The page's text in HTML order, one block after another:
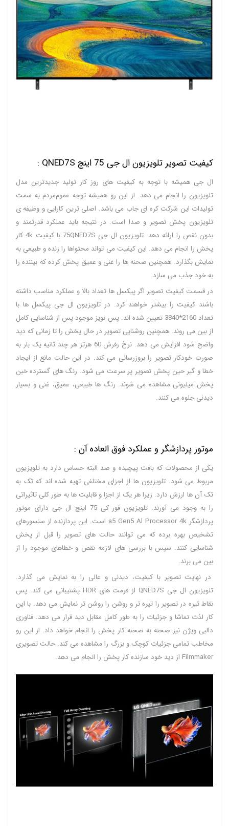
کیفیت تصویر تلویزیون ال جی 75 اینچ QNED7S :
ال جی همیشه با توجه به کیفیت های روز کار تولید جدیدترین مدل
تلویزیون را انجام می دهد. از این رو همیشه توجه عموم‌مردم به سمت
تولیدات این شرکت کره ای جاب می باشد. اصلی ترین کارایی و وظیفه ی
تلویزیون پخش تصویر و صدا است. در نتیجه باید عملکرد قدرتمند و
بدون نقص را ارائه دهد. تلویزیون ال جی 75QNED7S با کیفیت 4k کار
پخش را انجام می دهد. این کیفیت می تواند محتواها را زنده و طبیعی به
نمایش بگذارد. همچنین صحنه ها را غنی و عمیق پخش کرده که بیننده را
به خود جذب می سازد.
در قسمت کیفیت تصویر اگر پیکسل ها تعداد بالا و عملکرد مناسب داشته
باشند کیفیت را بیشتر خواهند کرد. در تلویزیون ال جی پیکسل ها با
تعداد 2160*3840 تعیین شده اند. پس نویز موجود پس از شناسایی کامل
از بین می روند. همچنین روشنایی تصویر در حال پخش را تا زمانی که دید
واضح شود افزایش می دهد. نرخ رفرش 60 هرتز هر چند ثانیه یک بار به
صورت خودکار تصویر را بروزرسانی می کند. در این حالت مانع از ایجاد
خطا و گیر حین پخش تصویر پر سرعت می شود. رنگ های گسترده خبن
پخش میلیونی مشاهده می شوند. رنگ ها طبیعی، عمیق، غنی و بسیار
دیدنی جلوه می کنند.
موتور پردازشگر و عملکرد فوق العاده آن :
یکی از محصولات که بافت پیچیده و صد البته حساس دارد به تلویزیون
مربوط می شود. تلویزیون ها از اجزای مختلفی تهیه شده اند که تک به
تک آن ها ارزش دارد. زیرا هر یک از اجزا و قابلیت ها به طور کلی تاثیراتی
را به وجود می آورند. تلویزیون فور کی 75 اینچ ال جی دارای موتور
پردازشگر a5 Gen5 Al Processor 4k است. این پردازنده از سنسورهای
تشخیص بهره برده که می توانند حالت های تصویر را قبل از پخش
شناسایی کنند. سپس با بررسی های لازمه نقص و خطاهای موجود را از
بین می برند.
در نهایت تصویر با کیفیت، دیدنی و عالی را به نمایش می گذارد.
تلویزیون ال جی QNED7S از فرمت های HDR پشتیبانی می کند. پس
نقاط تیره در تصویر را تیره تر و روشن را روشن تر نمایش می دهد. با این
کار لذت تماشا و جزئیات را به طور کامل مقابل دید قرار می دهد. فناوری
دالبی ویژن نیز صحنه به صحنه کار پخش را انجام خواهد داد. از این رو
مخاطب تمامی جزئیات کوچک و بزرگ را مشاهده می کند. حالت تصویری
Filmmaker از دید خود سازنده کار پخش را انجام می دهد.